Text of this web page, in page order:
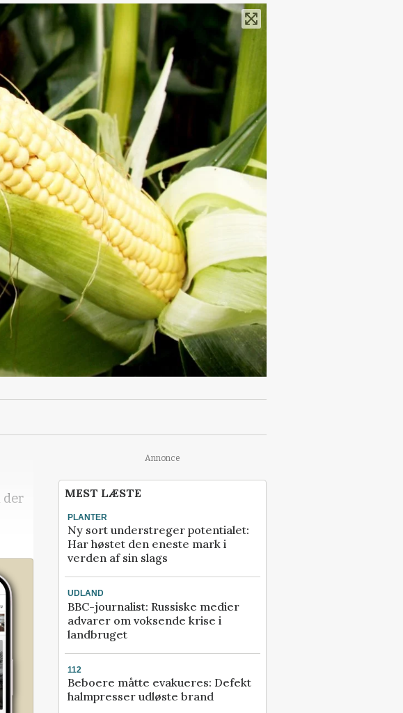
der
Annonce
MEST LÆSTE
PLANTER
Ny sort understreger potentialet:
Har høstet den eneste mark i
verden af sin slags
UDLAND
BBC-journalist: Russiske medier
advarer om voksende krise i
landbruget
112
Beboere måtte evakueres: Defekt
halmpresser udløste brand